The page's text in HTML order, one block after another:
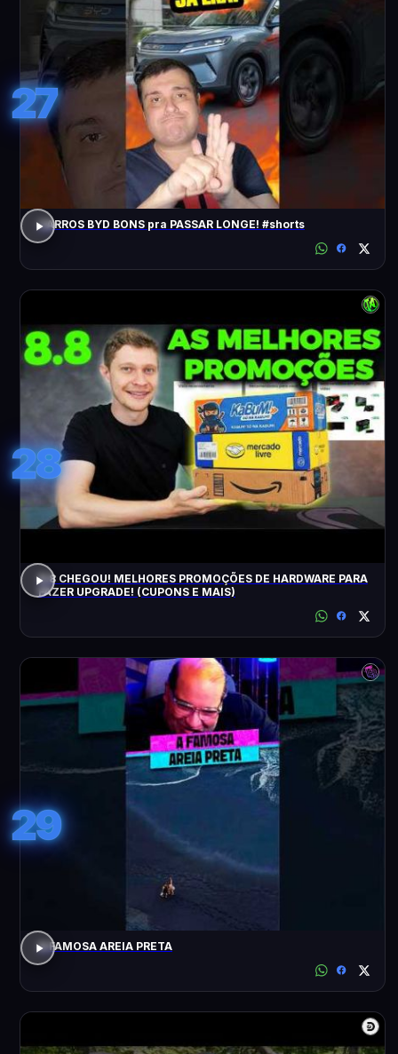
27
CARROS BYD BONS pra PASSAR LONGE! #shorts
28
8.8 CHEGOU! MELHORES PROMOÇÕES DE HARDWARE PARA
FAZER UPGRADE! (CUPONS E MAIS)
29
A FAMOSA AREIA PRETA